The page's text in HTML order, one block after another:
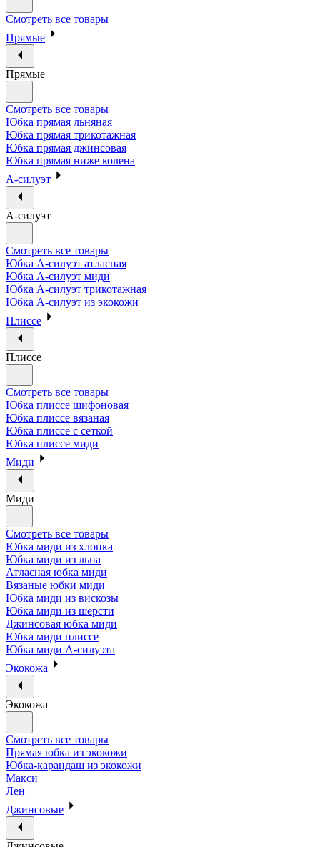
Смотреть все товары
Прямые
Прямые
Смотреть все товары
Юбка прямая льняная
Юбка прямая трикотажная
Юбка прямая джинсовая
Юбка прямая ниже колена
А-силуэт
А-силуэт
Смотреть все товары
Юбка А-силуэт атласная
Юбка А-силуэт миди
Юбка А-силуэт трикотажная
Юбка А-силуэт из экокожи
Плиссе
Плиссе
Смотреть все товары
Юбка плиссе шифоновая
Юбка плиссе вязаная
Юбка плиссе с сеткой
Юбка плиссе миди
Миди
Миди
Смотреть все товары
Юбка миди из хлопка
Юбка миди из льна
Атласная юбка миди
Вязаные юбки миди
Юбка миди из вискозы
Юбка миди из шерсти
Джинсовая юбка миди
Юбка миди плиссе
Юбка миди А-силуэта
Экокожа
Экокожа
Смотреть все товары
Прямая юбка из экокожи
Юбка-карандаш из экокожи
Макси
Лен
Джинсовые